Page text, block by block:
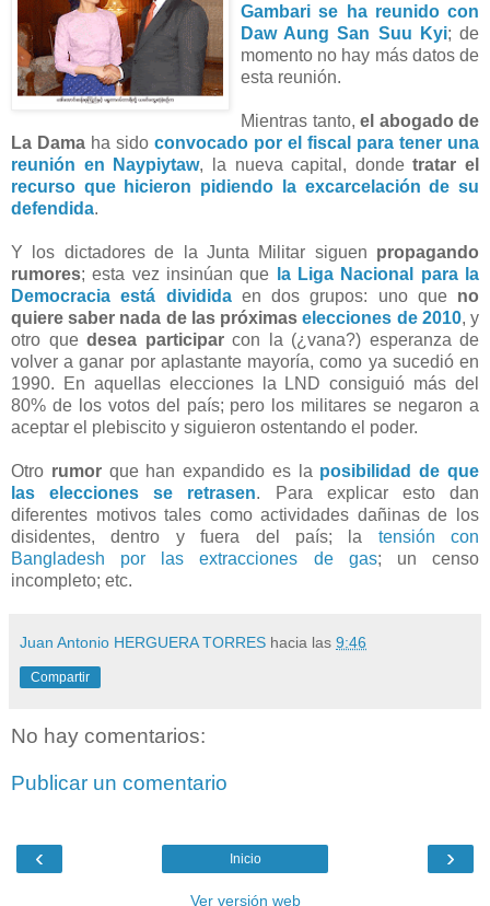
Gambarise ha reunido con
Daw Aung San Suu Kyi; de
momento no hay más datos de
esta reunión.
Mientras tanto, el abogado de
La Dama ha sido convocado por el fiscal para tener una
reunión en Naypiytaw, la nueva capital, dondetratar el
recurso que hicieron pidiendo la excarcelación de su
defendida.
Y los dictadores de la Junta Militar siguen propagando
rumores; esta vez insinúan que
la Liga Nacional para la
Democracia está divididaen dos grupos: uno que no
quiere saber nada de las próximaselecciones de 2010, y
otro que desea participarcon la (¿vana?) esperanza de
volver a ganar por aplastante mayoría, como ya sucedió en
1990. En aquellas elecciones la LND consiguió más del
80% de los votos del país; pero los militares se negaron a
aceptar el plebiscito y siguieron ostentando el poder.
Otro rumorque han expandido es la posibilidad de que
las elecciones se retrasen. Para explicar esto dan
diferentes motivos tales como actividades dañinas de los
disidentes, dentro y fuera del país; la tensión con
Bangladesh por las extracciones de gas; un censo
incompleto; etc.
Juan Antonio HERGUERA TORRES hacia las 9:46
Compartir
No hay comentarios:
Publicar un comentario
‹ ›
Inicio
Ver versión web